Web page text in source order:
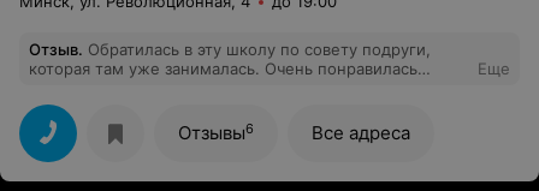
Отзыв. Обратилась в эту школу по совету подруги,
которая там уже занималась. Очень понравилась
доброжелательная девушка. Все подробно объяснила
и помогла подобрать подходящее время занятий.
Надеюсь, что на занятиях так же все понравится.
Еще
Отзывы6 Все адреса